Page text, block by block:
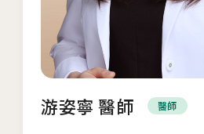
茂盛醫院生殖醫學中心
安馨產後護理之家
馨美美學診所
游姿寧 醫師 醫師